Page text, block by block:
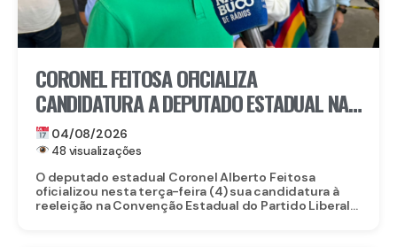
CORONEL FEITOSA OFICIALIZA
CANDIDATURA A DEPUTADO ESTADUAL NA
CONVENÇÃO DO PL PERNAMBUCO
04/08/2026
48 visualizações
O deputado estadual Coronel Alberto Feitosa
oficializou nesta terça-feira (4) sua candidatura à
reeleição na Convenção Estadual do Partido Liberal...